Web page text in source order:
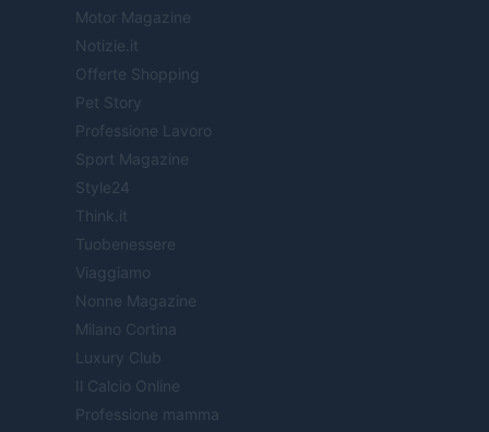
Motor Magazine
Notizie.it
Offerte Shopping
Pet Story
Professione Lavoro
Sport Magazine
Style24
Think.it
Tuobenessere
Viaggiamo
Nonne Magazine
Milano Cortina
Luxury Club
Il Calcio Online
Professione mamma